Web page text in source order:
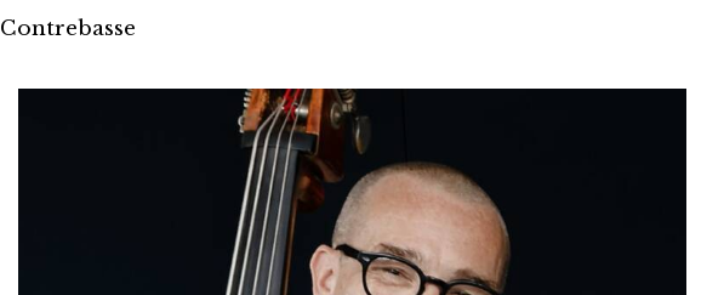
Contrebasse